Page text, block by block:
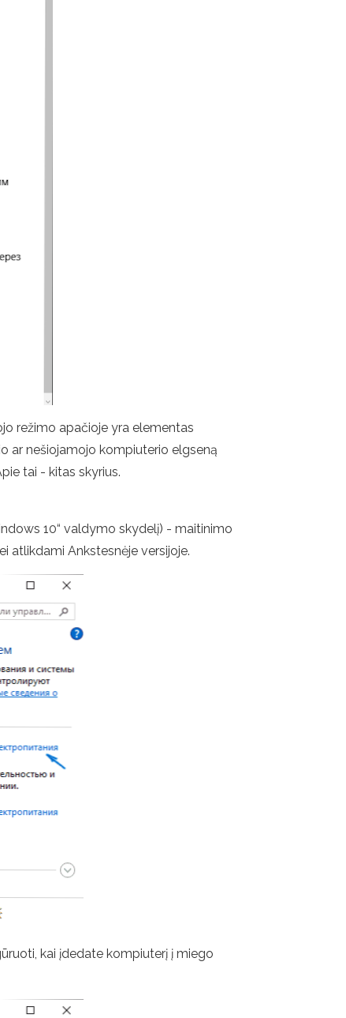
režimo apačioje yra elementas
ar nešiojamojo kompiuterio elgseną
tai - kitas skyrius.
10“ valdymo skydelį) - maitinimo
atlikdami Ankstesnėje versijoje.
kai įdedate kompiuterį į miego